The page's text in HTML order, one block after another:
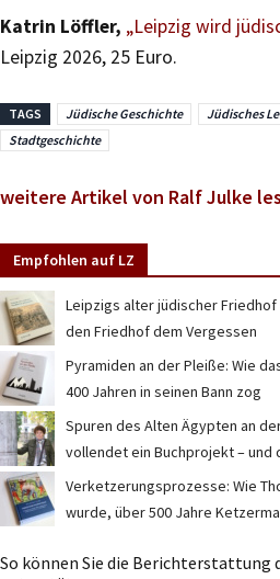
Katrin Löffler, „Leipzig wird
Leipzig 2026, 25 Euro.
TAGS Jüdische Geschichte Jüdisches
Stadtgeschichte
weitere Artikel von Ralf Julke
Empfohlen auf LZ
Leipzigs alter jüdischer
den Friedhof dem Vergessen
Pyramiden an der Pleiße: Wie
400 Jahren in seinen Bann zog
Spuren des Alten Ägypten an
vollendet ein Buchprojekt – und
Verketzerungsprozesse: Wie
wurde, über 500 Jahre
So können Sie die Berichterstattung